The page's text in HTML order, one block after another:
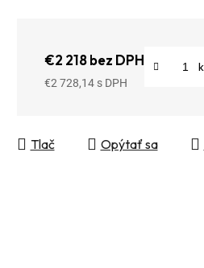
€2 218 bez DPH
€2 728,14
Tlač Opýtať sa